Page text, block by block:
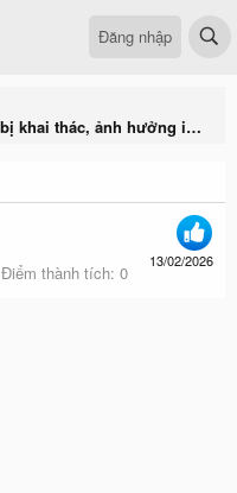
Đăng nhập
Lỗ hổng zero-day đầu tiên của Apple bị khai thác, ảnh hưởng iPhone, Mac và nhiều thiết bị khác
13/02/2026
Điểm thành tích 0